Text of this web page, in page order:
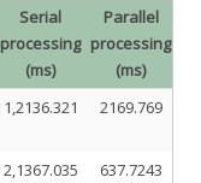
Serial
processing
(ms)
Parallel
processing
(ms)
1,2136.321 2169.769
2,1367.035 637.7243